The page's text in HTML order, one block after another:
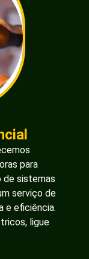
para
de sistemas
serviço de
e eficiência.
ligue